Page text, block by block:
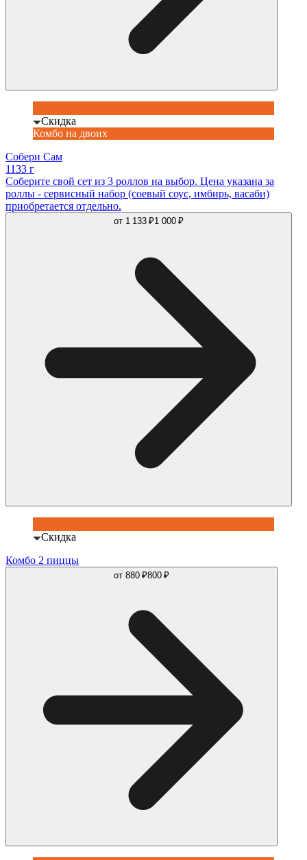
Скидка
Комбо на двоих
Собери Сам
1133 г
Соберите свой сет из 3 роллов на выбор. Цена указана за
роллы - сервисный набор (соевый соус, имбирь, васаби)
приобретается отдельно.
от 1 133 ₽1 000 ₽
Скидка
Комбо 2 пиццы
от 880 ₽800 ₽